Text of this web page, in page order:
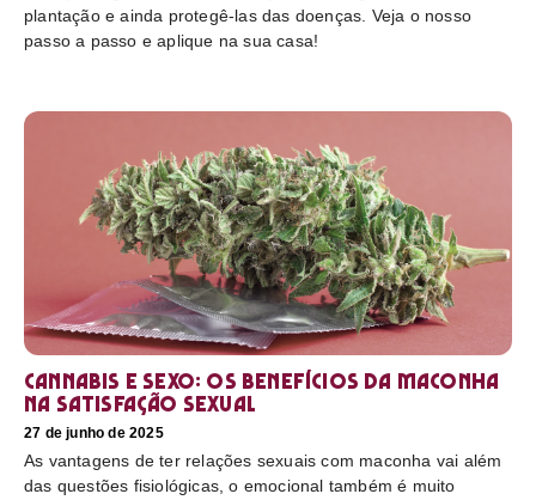
plantação e ainda protegê-las das doenças. Veja o nosso
passo a passo e aplique na sua casa!
Cannabis e sexo: os benefícios da maconha
na satisfação sexual
27 de junho de 2025
As vantagens de ter relações sexuais com maconha vai além
das questões fisiológicas, o emocional também é muito